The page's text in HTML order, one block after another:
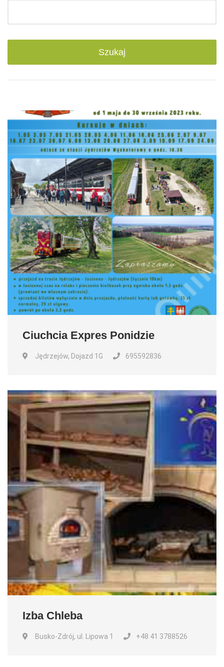
Ciuchcia Expres Ponidzie
Jędrzejów, Dojazd 1G 695592836
Izba Chleba
Busko-Zdrój, ul. Lipowa 1 +48 41 3788526